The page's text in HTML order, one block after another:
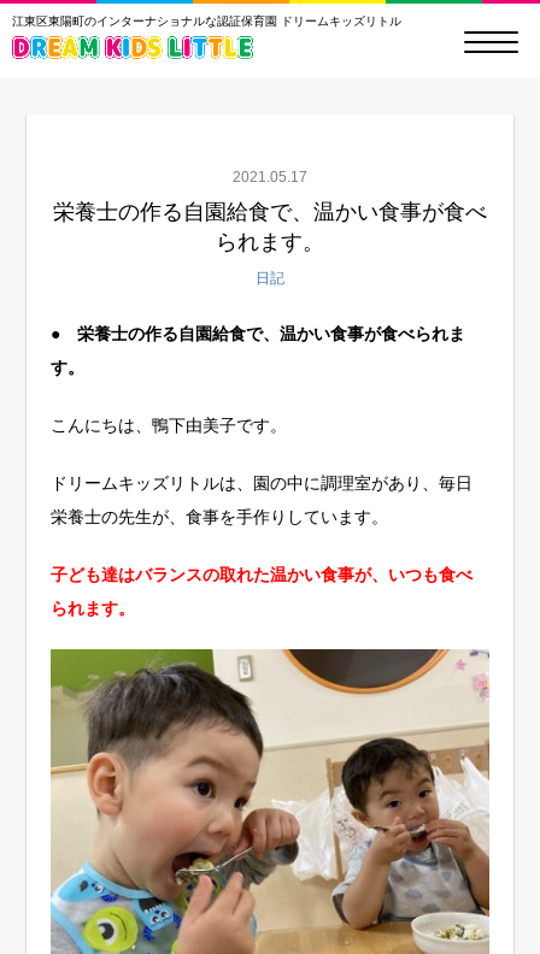
江東区東陽町のインターナショナルな認証保育園 ドリームキッズリトル
2021.05.17
栄養士の作る自園給食で、温かい食事が食べ
られます。
日記
●栄養士の作る自園給食で、温かい食事が食べられま
す。
こんにちは、鴨下由美子です。
ドリームキッズリトルは、園の中に調理室があり、毎日
栄養士の先生が、食事を手作りしています。
子ども達はバランスの取れた温かい食事が、いつも食べ
られます。